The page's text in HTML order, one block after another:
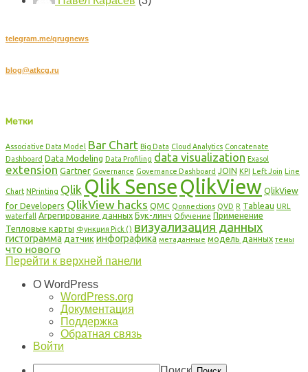
telegram.me/qrugnews
blog@atkcg.ru
Метки
Associative Data Model Bar Chart Big Data Cloud Analytics Concatenate
Dashboard Data Modeling Data Profiling data visualization Exasol
extension Gartner Governance Governance Dashboard JOIN KPI Left Join Line
Chart NPrinting Qlik Qlik SenseQlikView QlikView
for Developers QlikView hacks QMC Qonnections QVD R Tableau URL
waterfall Агрегирование данных Бук-линч Обучение Применение
Тепловые карты Функция Pick () визуализация данных
гистограмма датчик инфографика метаданные модель данных темы
что нового
Перейти к верхней панели
О WordPress
WordPress.org
Документация
Поддержка
Обратная связь
Войти